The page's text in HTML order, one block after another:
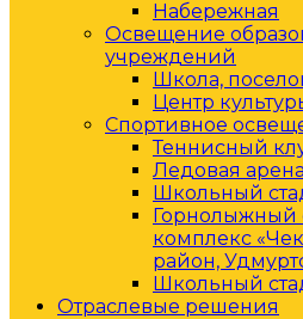
Набережная
Освещение
учреждений
Школа,
Центр
Спортивное
Теннисный
Ледовая
Школьный
Горнолыжный
комплекс
район,
Школьный
Отраслевые решения